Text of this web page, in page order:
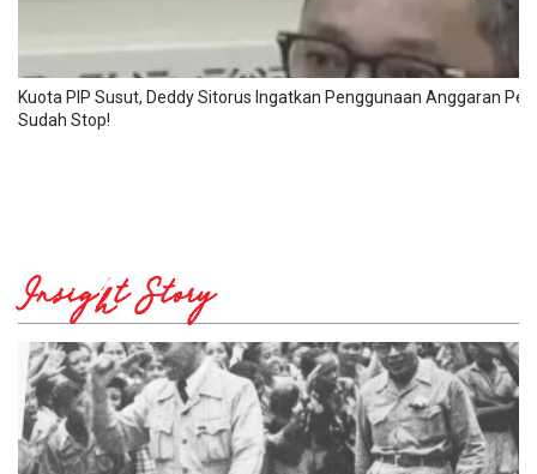
Kuota PIP Susut, Deddy Sitorus Ingatkan Penggunaan Anggaran
Sudah Stop!
Insight Story